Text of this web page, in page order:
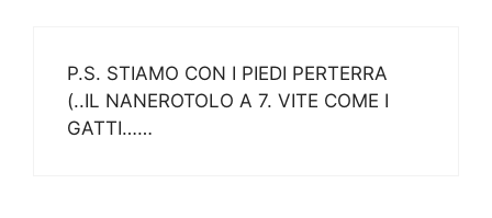
P.S. STIAMO CON I PIEDI PERTERRA
(..IL NANEROTOLO A 7. VITE COME I
GATTI……